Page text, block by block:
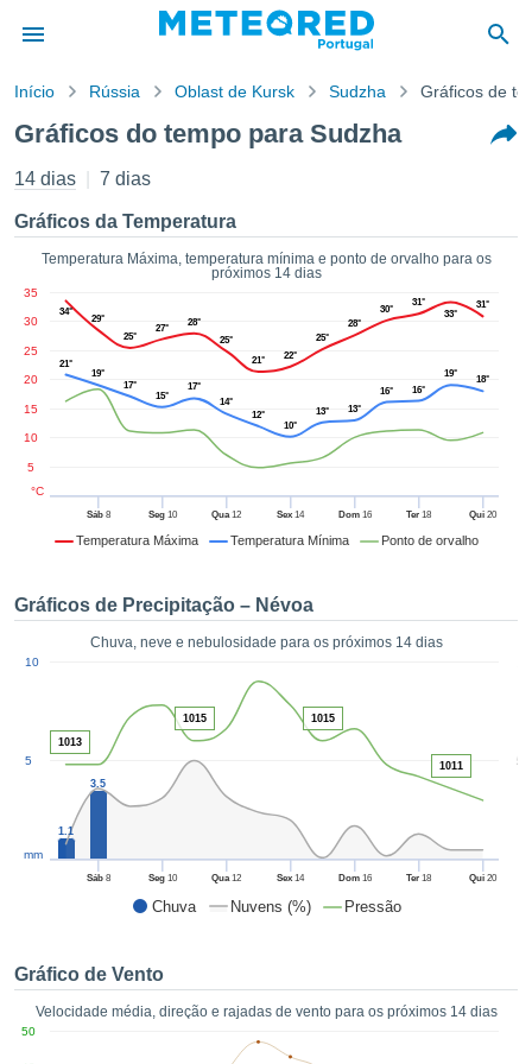
da
foi
por
para
que as
a este
das
opções:
e
forma
digital
custo.
o
no
como
CONTINUAR
CONFIGURAÇÕES
Início Rússia Oblast de Kursk Sudzha Gráficos de
Gráficos do tempo para Sudzha
14 dias 7 dias
Gráficos da Temperatura
Temperatura Máxima, temperatura mínima e ponto de orvalho para os
próximos 14 dias
Temperatura Máxima Temperatura Mínima Ponto de orvalho
Sáb8 Seg10 Qua12 Sex 14 Dom16 Ter 18 Qui 20
5
10
15
20
25
30
35
°C
34°
29°
25°
27°
28°
25°
21°
22°
25°
28°
30°
31°
33°
31°
21°
19°
17°
15°
17°
14°
12°
10°
13° 13°
16° 16°
19°
18°
Gráficos de Precipitação – Névoa
Chuva, neve e nebulosidade para os próximos 14 dias
Chuva Nuvens (%) Pressão
50
Sáb8 Seg10 Qua12 Sex 14 Dom16 Ter 18 Qui 20
5
10
mm
1.1
3.5
1013
1015 1015
1011
Gráfico de Vento
Velocidade média, direção e rajadas de vento para os próximos 14 dias
50